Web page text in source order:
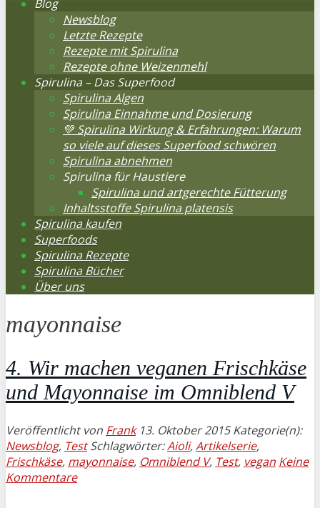
Blog
Newsblog
Letzte Rezepte
Rezepte mit Spirulina
Rezepte ohne Weizenmehl
Spirulina – Das Superfood
Spirulina Algen
Spirulina Einnahme und Dosierung
💚 Spirulina Wirkung & Erfahrungen: Warum
so viele auf dieses Superfood schwören
Spirulina abnehmen
Spirulina für Haustiere
Spirulina und artgerechte Fütterung
Inhaltsstoffe Spirulina platensis
Spirulina kaufen
Superfoods
Spirulina Rezepte
Spirulina Bücher
Über uns
mayonnaise
4. Wir machen veganen Frischkäse
und Mayonnaise im Omniblend V
Veröffentlicht von Frank 13. Oktober 2015 Kategorie(n):
Newsblog, TestSchlagwörter:Aioli,Artikelserie,
Frischkäse, mayonnaise, Omniblend V, Test, vegan Keine
Kommentare